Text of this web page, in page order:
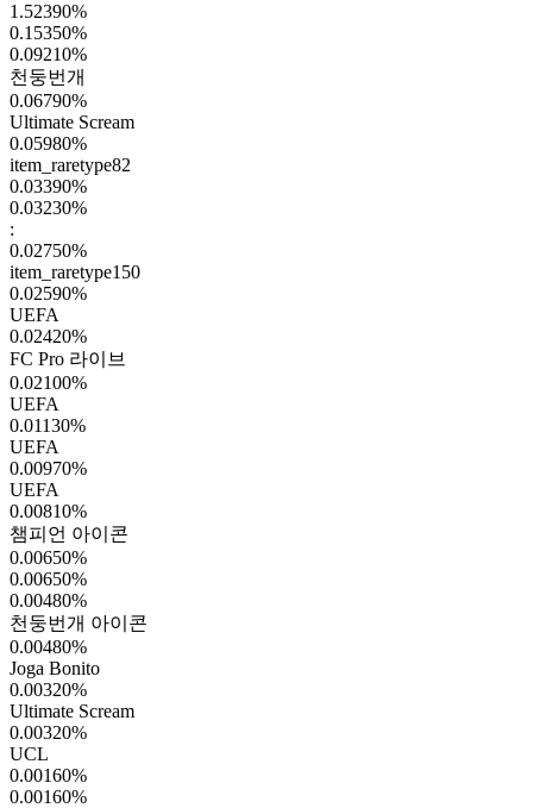
1.52390%
0.15350%
0.09210%
천둥번개
0.06790%
Ultimate Scream
0.05980%
item_raretype82
0.03390%
0.03230%
:
0.02750%
item_raretype150
0.02590%
UEFA
0.02420%
FC Pro 라이브
0.02100%
UEFA
0.01130%
UEFA
0.00970%
UEFA
0.00810%
챔피언 아이콘
0.00650%
0.00650%
0.00480%
천둥번개 아이콘
0.00480%
Joga Bonito
0.00320%
Ultimate Scream
0.00320%
UCL
0.00160%
0.00160%